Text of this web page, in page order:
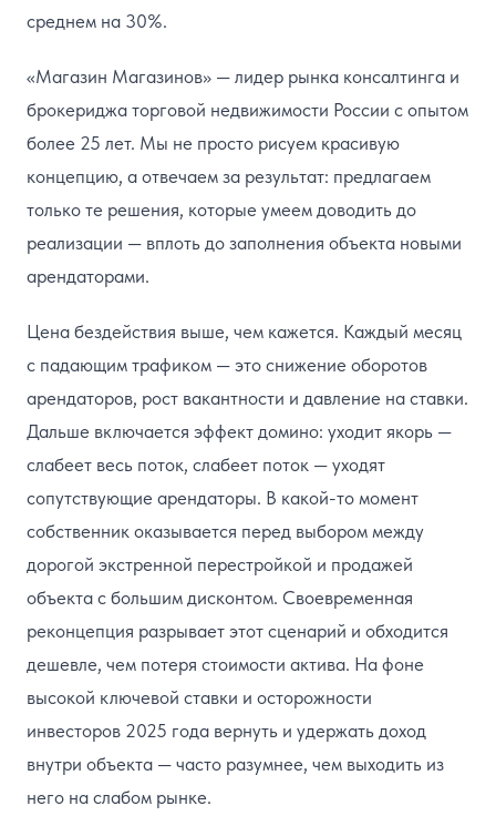
среднем на 30%.
«Магазин Магазинов» — лидер рынка консалтинга и
брокериджа торговой недвижимости России с опытом
более 25 лет. Мы не просто рисуем красивую
концепцию, а отвечаем за результат: предлагаем
только те решения, которые умеем доводить до
реализации — вплоть до заполнения объекта новыми
арендаторами.
Цена бездействия выше, чем кажется. Каждый месяц
с падающим трафиком — это снижение оборотов
арендаторов, рост вакантности и давление на ставки.
Дальше включается эффект домино: уходит якорь —
слабеет весь поток, слабеет поток — уходят
сопутствующие арендаторы. В какой-то момент
собственник оказывается перед выбором между
дорогой экстренной перестройкой и продажей
объекта с большим дисконтом. Своевременная
реконцепция разрывает этот сценарий и обходится
дешевле, чем потеря стоимости актива. На фоне
высокой ключевой ставки и осторожности
инвесторов 2025 года вернуть и удержать доход
внутри объекта — часто разумнее, чем выходить из
него на слабом рынке.